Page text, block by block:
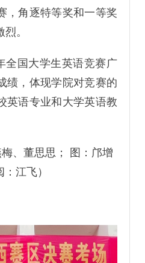
，角逐特等奖和一等奖
。
国大学生英语竞赛广
绩，体现学院对竞赛的
英语专业和大学英语教
、董思思； 图：邝增
江飞）